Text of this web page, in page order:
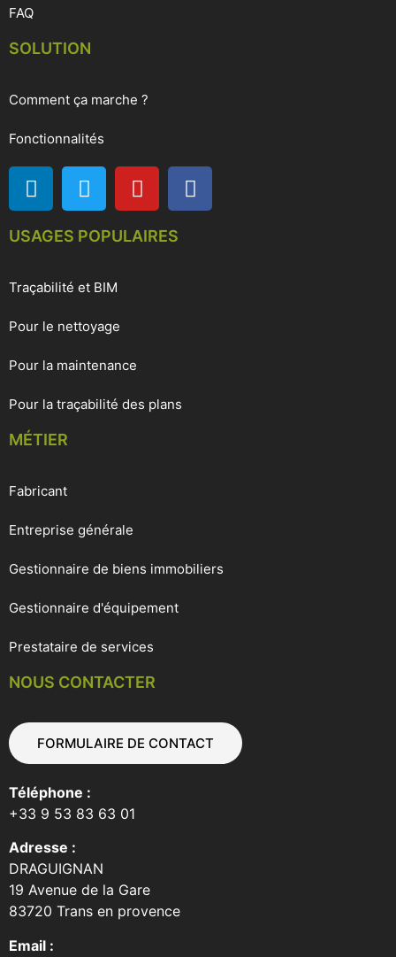
FAQ
SOLUTION
Comment ça marche ?
Fonctionnalités
USAGES POPULAIRES
Traçabilité et BIM
Pour le nettoyage
Pour la maintenance
Pour la traçabilité des plans
MÉTIER
Fabricant
Entreprise générale
Gestionnaire de biens immobiliers
Gestionnaire d'équipement
Prestataire de services
NOUS CONTACTER
FORMULAIRE DE CONTACT
Téléphone :
+33 9 53 83 63 01
Adresse :
DRAGUIGNAN
19 Avenue de la Gare
83720 Trans en provence
Email :